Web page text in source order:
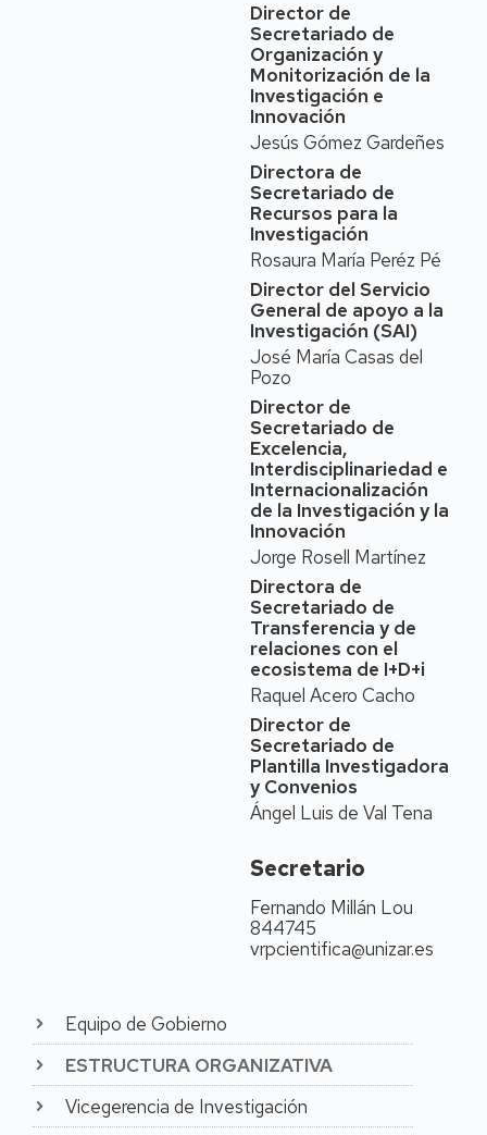
Ingeniería Química
(2007-2022), Profesor
Contratado Doctor
(2005-2007), Profesor
Ayudante Doctor
(2003-2005), Profesor
Asociado (1998-2003) y
Becaria de investigación
(1994-1998). En la
actualidad está adscrita
a la Facultad de Ciencias
y pertenece al
Departamento de
Ingeniería Química y
Tecnologías del Medio
Ambiente. Es miembro
del Instituto Mixto
Universitario de
Investigación en
Nanociencia y Materiales
de Aragón- INMA
(Unizar-CSIC),
acreditado como Centro
de Excelencia Severo
Ochoa (2024-2030).
Formación académica
La Dra. María Pilar Pina
es Licenciada en
Ciencias (Químicas)
(1989-1994) y Doctora
en Ciencias Químicas
(1998) por la Universidad
de Zaragoza con una
calificación de
Sobresaliente “cum
>
Actividad
investigadora
Es miembro del grupo de
Nanoestructuradas-
NFP” (código T57_23R)
de la Universidad de
Zaragoza, reconocido
Director de
Secretariado de
Organización y
Monitorización de la
Investigación e
Innovación
Jesús Gómez Gardeñes
Directora de
Secretariado de
Recursos para la
Investigación
Rosaura María Peréz Pé
Director del Servicio
General de apoyo a la
Investigación (SAI)
José María Casas del
Pozo
Director de
Secretariado de
Excelencia,
Interdisciplinariedad e
Internacionalización
de la Investigación y la
Innovación
Jorge Rosell Martínez
Directora de
Secretariado de
Transferencia y de
relaciones con el
ecosistema de I+D+i
Raquel Acero Cacho
Director de
Secretariado de
Plantilla Investigadora
y Convenios
Ángel Luis de Val Tena
Secretario
Fernando Millán Lou
844745
vrpcientifica@unizar.es
Equipo de Gobierno
ESTRUCTURA ORGANIZATIVA
Vicegerencia de Investigación